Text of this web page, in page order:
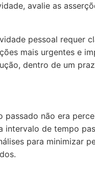
avalie as
pessoal requer
mais urgentes e
dentro de um
passado não era
intervalo de tempo
para minimizar